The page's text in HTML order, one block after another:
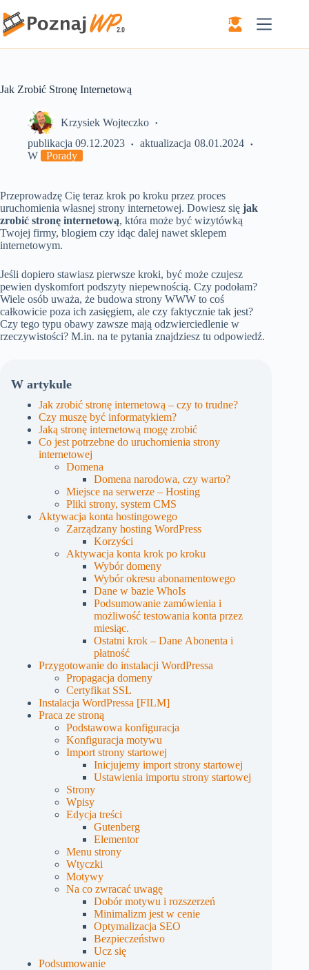
do
treści
Jak Zrobić Stronę Internetową
Krzysiek Wojteczko
publikacja 09.12.2023 aktualizacja 08.01.2024
W
Porady
Przeprowadzę Cię teraz krok po kroku przez proces
uruchomienia własnej strony internetowej. Dowiesz się jak
zrobić stronę internetową, która może być wizytówką
Twojej firmy, blogiem czy idąc dalej nawet sklepem
internetowym.
Jeśli dopiero stawiasz pierwsze kroki, być może czujesz
pewien dyskomfort podszyty niepewnością. Czy podołam?
Wiele osób uważa, że budowa strony WWW to coś
całkowicie poza ich zasięgiem, ale czy faktycznie tak jest?
Czy tego typu obawy zawsze mają odzwierciedlenie w
rzeczywistości? M.in. na te pytania znajdziesz tu odpowiedź.
W artykule
Jak zrobić stronę internetową – czy to trudne?
Czy muszę być informatykiem?
Jaką stronę internetową mogę zrobić
Co jest potrzebne do uruchomienia strony
internetowej
Domena
Domena narodowa, czy warto?
Miejsce na serwerze – Hosting
Pliki strony, system CMS
Aktywacja konta hostingowego
Zarządzany hosting WordPress
Korzyści
Aktywacja konta krok po kroku
Wybór domeny
Wybór okresu abonamentowego
Dane w bazie WhoIs
Podsumowanie zamówienia i
możliwość testowania konta przez
miesiąc.
Ostatni krok – Dane Abonenta i
płatność
Przygotowanie do instalacji WordPressa
Propagacja domeny
Certyfikat SSL
Instalacja WordPressa [FILM]
Praca ze stroną
Podstawowa konfiguracja
Konfiguracja motywu
Import strony startowej
Inicjujemy import strony startowej
Ustawienia importu strony startowej
Strony
Wpisy
Edycja treści
Gutenberg
Elementor
Menu strony
Wtyczki
Motywy
Na co zwracać uwagę
Dobór motywu i rozszerzeń
Minimalizm jest w cenie
Optymalizacja SEO
Bezpieczeństwo
Ucz się
Podsumowanie